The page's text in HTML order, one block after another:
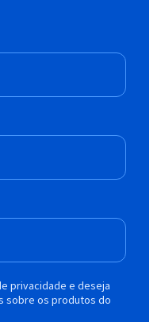
privacidade e deseja
sobre os produtos do